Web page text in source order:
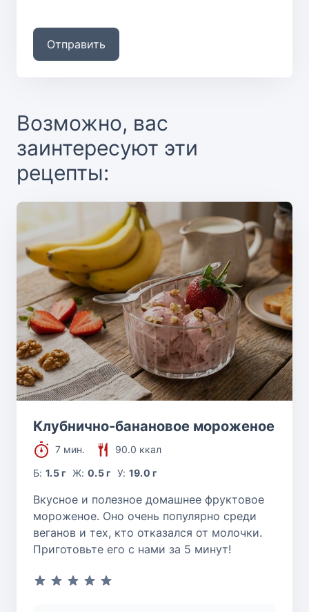
Отправить
Возможно, вас
заинтересуют эти
рецепты:
Клубнично-банановое мороженое
7 мин.
90.0 ккал
Б:1.5 г Ж: 0.5 г У: 19.0 г
Вкусное и полезное домашнее фруктовое
мороженое. Оно очень популярно среди
веганов и тех, кто отказался от молочки.
Приготовьте его с нами за 5 минут!